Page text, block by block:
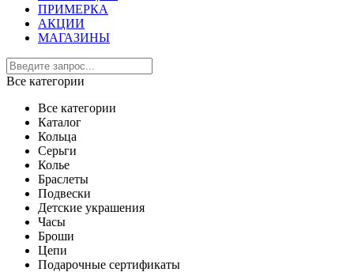
ПРИМЕРКА
АКЦИИ
МАГАЗИНЫ
Все категории
Все категории
Каталог
Кольца
Серьги
Колье
Браслеты
Подвески
Детские украшения
Часы
Броши
Цепи
Подарочные сертификаты